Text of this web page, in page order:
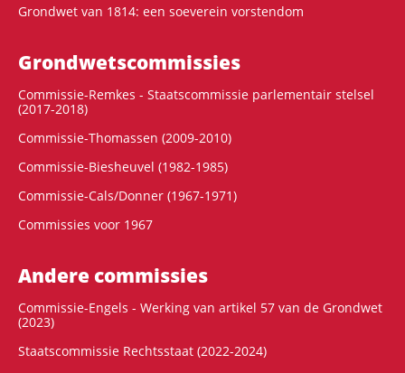
Grondwet van 1814: een soeverein vorstendom
Grondwets­commissies
Commissie-Remkes - Staatscommissie parlementair stelsel
(2017-2018)
Commissie-Thomassen (2009-2010)
Commissie-Biesheuvel (1982-1985)
Commissie-Cals/Donner (1967-1971)
Commissies voor 1967
Andere commissies
Commissie-Engels - Werking van artikel 57 van de Grondwet
(2023)
Staatscommissie Rechtsstaat (2022-2024)